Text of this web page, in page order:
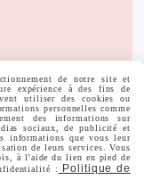
de notre site et
expérience à des fins de
utiliser des cookies ou
personnelles comme
des informations sur
sociaux, de publicité et
informations que vous leur
de leurs services. Vous
à l'aide du lien en pied de
:
Politique de